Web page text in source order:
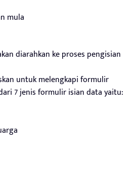
mula
diarahkan ke proses pengisian
untuk melengkapi formulir
7 jenis formulir isian data yaitu: